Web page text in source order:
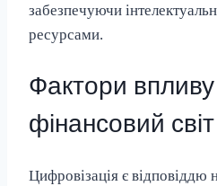
забезпечуючи
ресурсами.
Фактори
фінансовий світ
Цифровізація є відповіддю